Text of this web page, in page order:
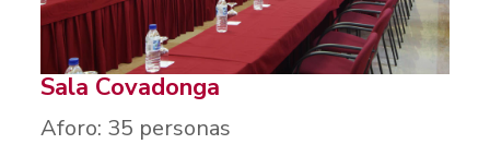
Sala Covadonga
Aforo: 35 personas